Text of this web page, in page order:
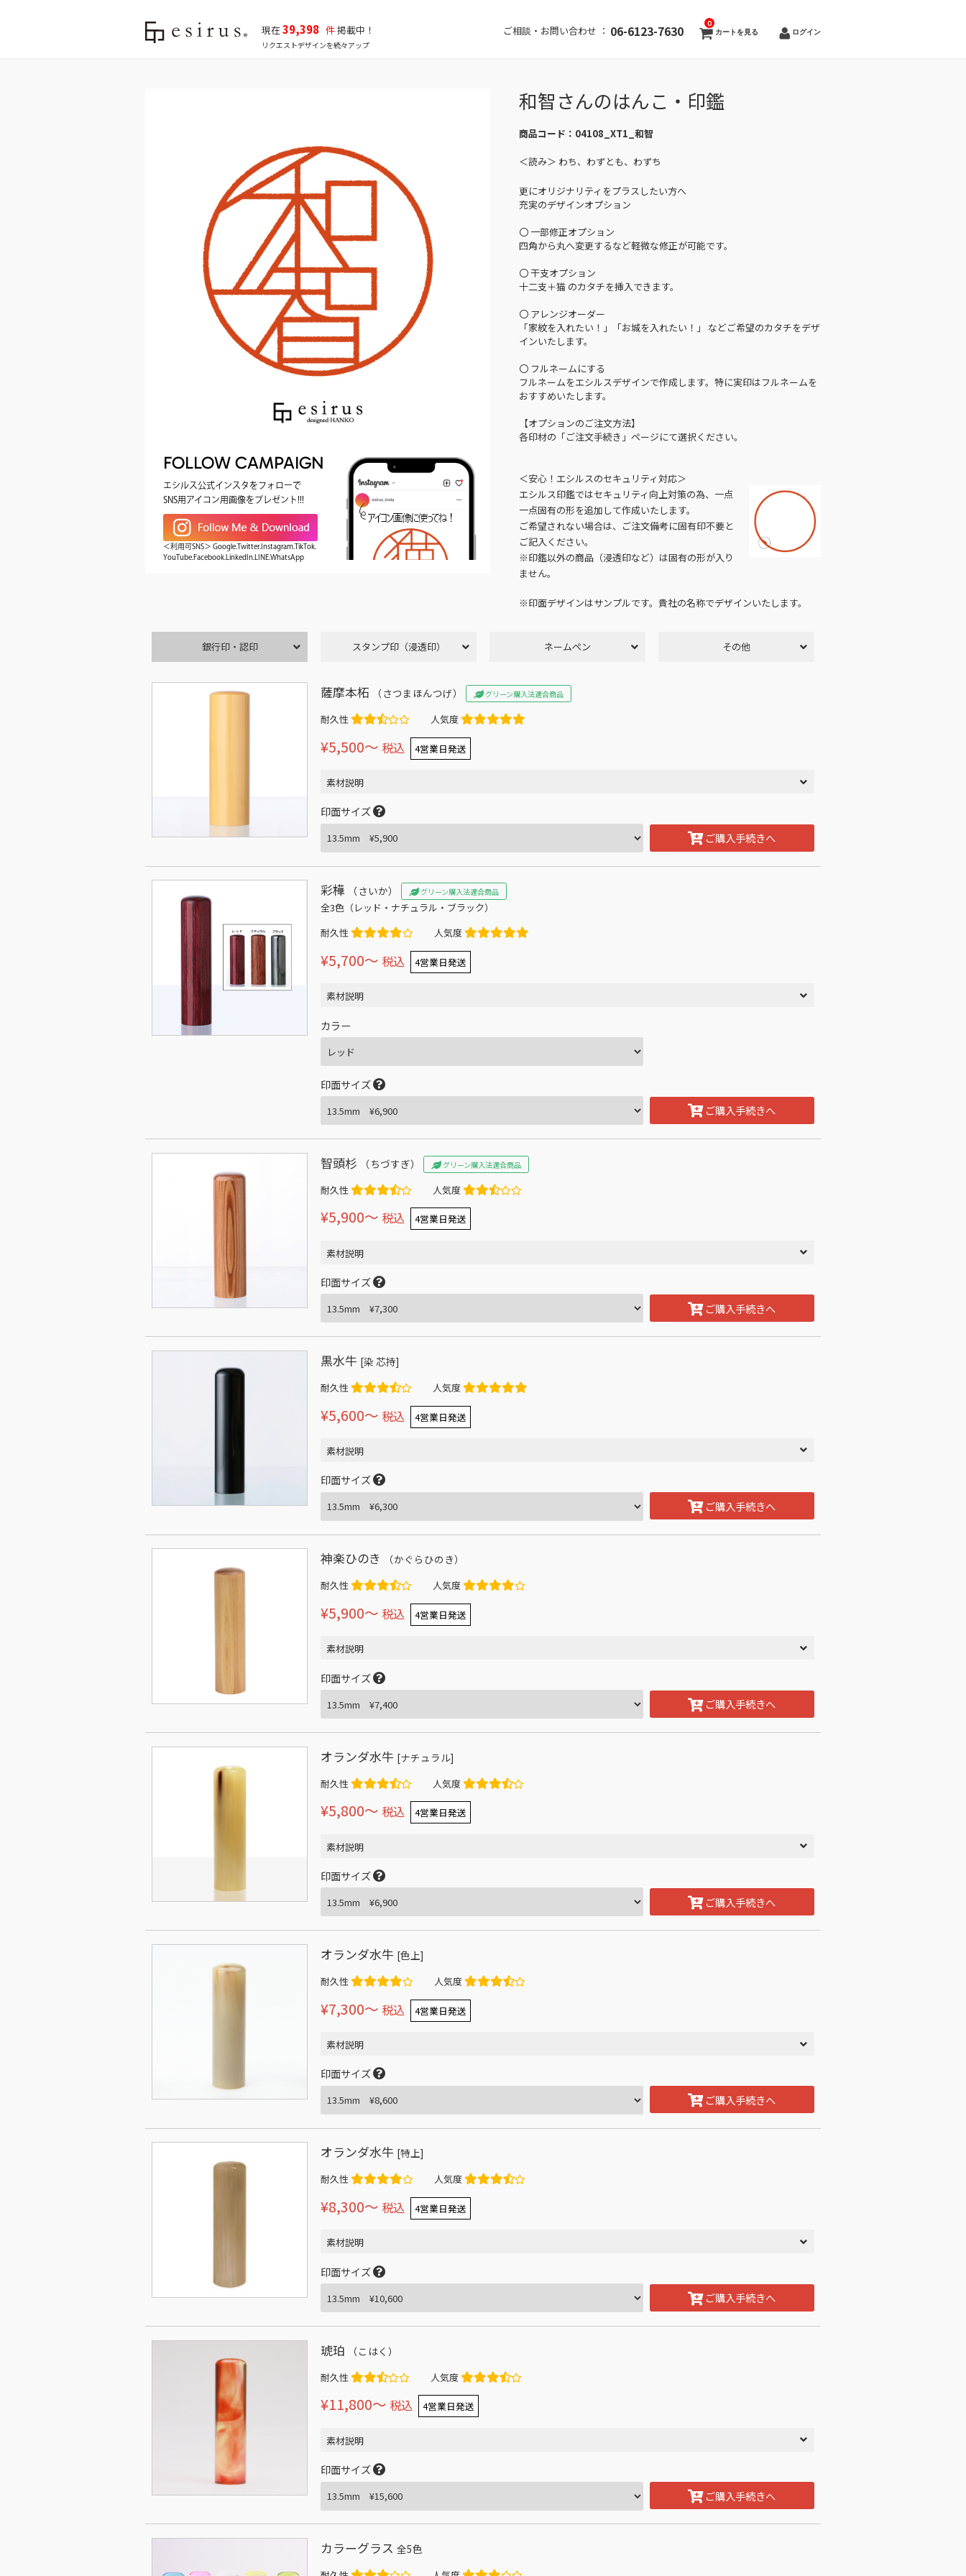
現在39,398 件掲載中！
リクエストデザインを続々アップ
ご相談・お問い合わせ ： 06-6123-7630 カートを見る
0
ログイン
FOLLOW CAMPAIGN
エシルス公式インスタをフォローで
SNS用アイコン用画像をプレゼント!!!
＜利用可SNS＞ Google.Twitter.Instagram.TikTok.
YouTube.Facebook.LinkedIn.LINE.WhatsApp
和智さんのはんこ・印鑑
商品コード： 04108_XT1_和智
＜読み＞ わち、わずとも、わずち
更にオリジナリティをプラスしたい方へ
充実のデザインオプション
〇 一部修正オプション
四角から丸へ変更するなど軽微な修正が可能です。
〇 干支オプション
十二支＋猫 のカタチを挿入できます。
〇 アレンジオーダー
「家紋を入れたい！」「お城を入れたい！」 などご希望のカタチをデザ
インいたします。
〇 フルネームにする
フルネームをエシルスデザインで作成します。特に実印はフルネームを
おすすめいたします。
【オプションのご注文方法】
各印材の「ご注文手続き」ページにて選択ください。
＜安心！エシルスのセキュリティ対応＞
エシルス印鑑ではセキュリティ向上対策の為、一点
一点固有の形を追加して作成いたします。
ご希望されない場合は、ご注文備考に固有印不要と
ご記入ください。
※印鑑以外の商品（浸透印など）は固有の形が入り
ません。
※印面デザインはサンプルです。貴社の名称でデザインいたします。
銀行印・認印 スタンプ印（浸透印） ネームペン その他
薩摩本柘 （さつまほんつげ） グリーン購入法適合商品
耐久性 人気度
¥5,500〜 税込 4営業日発送
素材説明
印面サイズ
ご購入手続きへ
彩樺 （さいか） グリーン購入法適合商品
全3色（レッド・ナチュラル・ブラック）
耐久性
人気度
¥5,700〜 税込 4営業日発送
素材説明
カラー
印面サイズ
ご購入手続きへ
智頭杉 （ちづすぎ） グリーン購入法適合商品
耐久性 人気度
¥5,900〜 税込 4営業日発送
素材説明
印面サイズ
ご購入手続きへ
黒水牛 [染 芯持]
耐久性 人気度
¥5,600〜 税込 4営業日発送
素材説明
印面サイズ
ご購入手続きへ
神楽ひのき （かぐらひのき）
耐久性 人気度
¥5,900〜 税込 4営業日発送
素材説明
印面サイズ
ご購入手続きへ
オランダ水牛 [ナチュラル]
耐久性 人気度
¥5,800〜 税込 4営業日発送
素材説明
印面サイズ
ご購入手続きへ
オランダ水牛 [色上]
耐久性 人気度
¥7,300〜 税込 4営業日発送
素材説明
印面サイズ
ご購入手続きへ
オランダ水牛 [特上]
耐久性 人気度
¥8,300〜 税込 4営業日発送
素材説明
印面サイズ
ご購入手続きへ
琥珀 （こはく）
耐久性 人気度
¥11,800〜 税込 4営業日発送
素材説明
印面サイズ
ご購入手続きへ
カラーグラス全5色